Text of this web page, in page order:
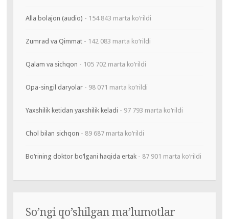
Alla bolajon (audio) - 154 843 marta ko‘rildi
Zumrad va Qimmat- 142 083 marta ko‘rildi
Qalam va sichqon - 105 702 marta ko‘rildi
Opa-singil daryolar- 98 071 marta ko‘rildi
Yaxshilik ketidan yaxshilik keladi - 97 793 marta ko‘rildi
Chol bilan sichqon - 89 687 marta ko‘rildi
Bo‘rining doktor bo‘lgani haqida ertak- 87 901 marta ko‘rildi
So’ngi qo’shilgan ma’lumotlar